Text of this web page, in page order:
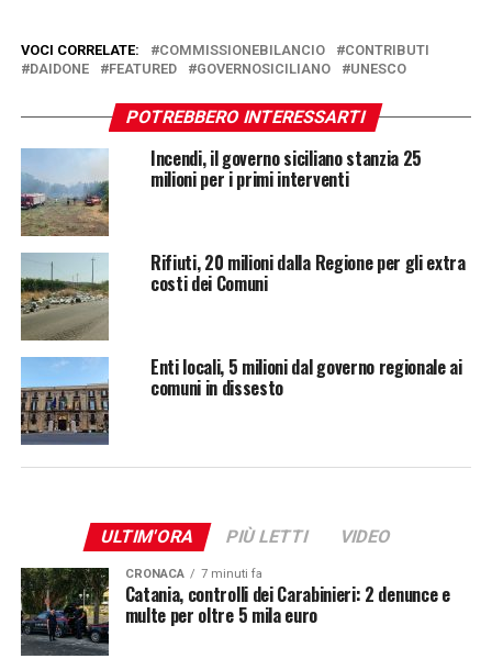
VOCI CORRELATE: COMMISSIONEBILANCIO
CONTRIBUTI
DAIDONE
FEATURED GOVERNOSICILIANO UNESCO
POTREBBERO INTERESSARTI
Incendi, il governo siciliano stanzia 25
milioni per i primi interventi
Rifiuti, 20 milioni dalla Regione per gli extra
costi dei Comuni
Enti locali, 5 milioni dal governo regionale ai
comuni in dissesto
ULTIM'ORA PIÙ LETTI VIDEO
CRONACA 7 minuti fa
Catania, controlli dei Carabinieri: 2 denunce e
multe per oltre 5 mila euro